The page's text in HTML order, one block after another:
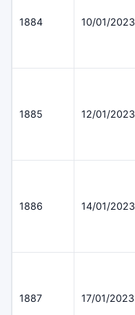
1884 10/01/2023
1885 12/01/2023
1886 14/01/2023
1887 17/01/2023